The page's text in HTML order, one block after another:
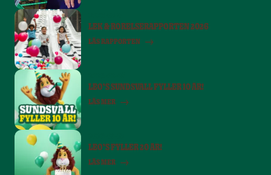
LEK & RÖRELSERAPPORTEN 2026
LÄS RAPPORTEN
LEO’S SUNDSVALL FYLLER 10 ÅR!
LÄS MER
LEO’S FYLLER 20 ÅR!
LÄS MER